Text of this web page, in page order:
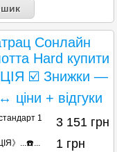
Сонлайн
Hard купити
☑️ Знижки —
ціни + відгуки
1
3 151 грн
》...☎️... 1 грн